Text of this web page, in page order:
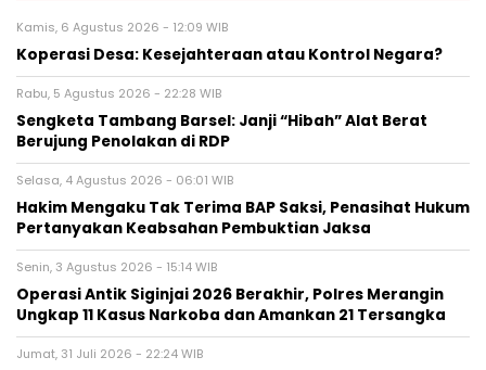
Kamis, 6 Agustus 2026 - 12:09 WIB
Koperasi Desa: Kesejahteraan atau Kontrol Negara?
Rabu, 5 Agustus 2026 - 22:28 WIB
Sengketa Tambang Barsel: Janji “Hibah” Alat Berat
Berujung Penolakan di RDP
Selasa, 4 Agustus 2026 - 06:01 WIB
Hakim Mengaku Tak Terima BAP Saksi, Penasihat Hukum
Pertanyakan Keabsahan Pembuktian Jaksa
Senin, 3 Agustus 2026 - 15:14 WIB
Operasi Antik Siginjai 2026 Berakhir, Polres Merangin
Ungkap 11 Kasus Narkoba dan Amankan 21 Tersangka
Jumat, 31 Juli 2026 - 22:24 WIB